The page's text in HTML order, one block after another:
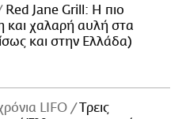
Red Jane Grill: Η πιο
και χαλαρή αυλή στα
και στην Ελλάδα)
LIFO
Tρεις